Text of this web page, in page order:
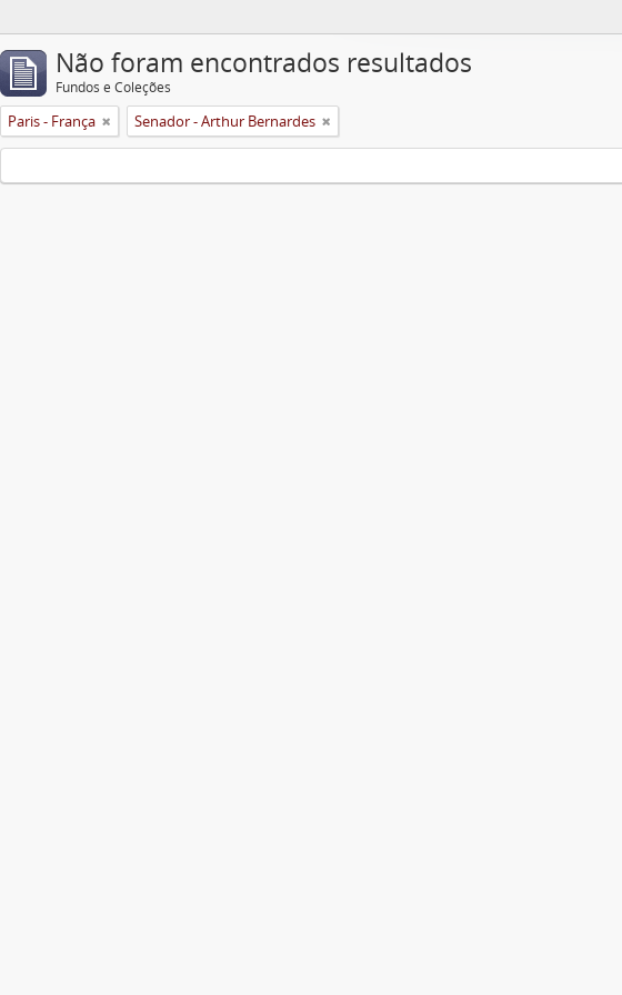
Não foram encontrados resultados
Fundos e Coleções
Paris - França Senador - Arthur Bernardes